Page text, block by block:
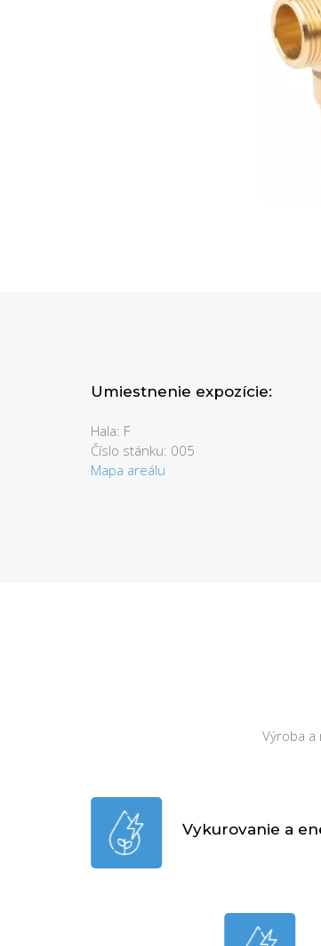
Umiestnenie expozície:
Hala: F
Číslo stánku: 005
Mapa areálu
Výroba a
Vykurovanie a